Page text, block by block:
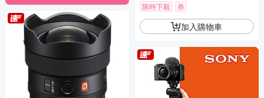
限時下殺
券
加入購物車